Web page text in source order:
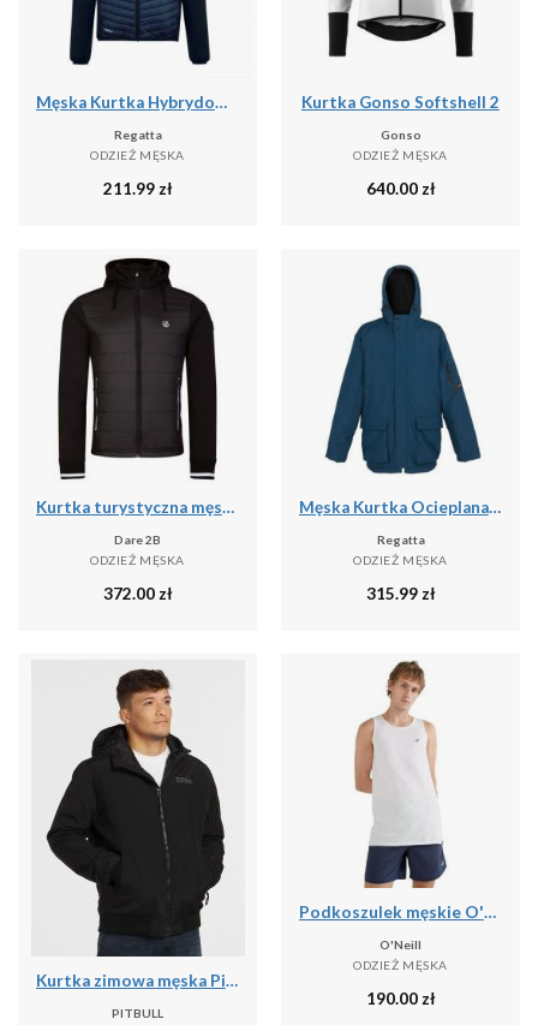
Męska Kurtka Hybrydowa Andreson
Regatta
ODZIEŻ MĘSKA
211.99 zł
Kurtka Gonso Softshell 2
Gonso
ODZIEŻ MĘSKA
640.00 zł
Kurtka turystyczna męska Dare2b Shield softshell
Dare 2B
ODZIEŻ MĘSKA
372.00 zł
Męska Kurtka Ocieplana Volter
Regatta
ODZIEŻ MĘSKA
315.99 zł
Kurtka zimowa męska Pitbull z kapturem Balboa II
PITBULL
Podkoszulek męskie O'Neill Jack's Base Tanktop
O'Neill
ODZIEŻ MĘSKA
190.00 zł